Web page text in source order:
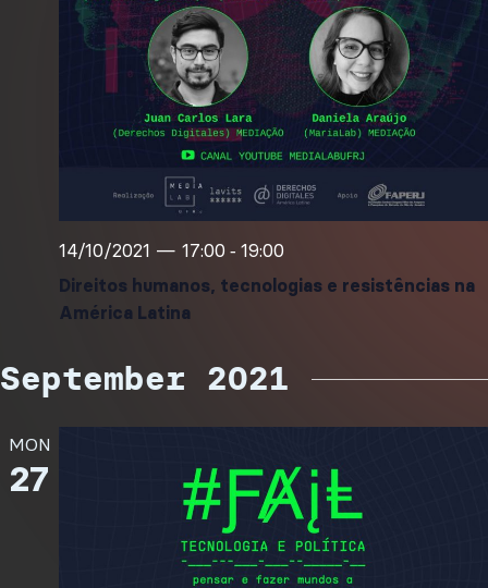
Direitos humanos, tecnologias e resistências na
América Latina
14/10/2021 — 17:00 - 19:00
September 2021
MON
27